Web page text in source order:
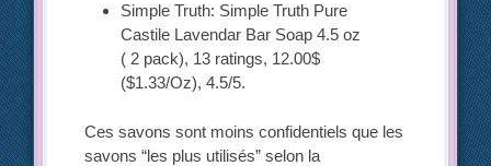
Simple Truth: Simple Truth Pure
Castile Lavendar Bar Soap 4.5 oz
( 2 pack), 13 ratings, 12.00$
($1.33/Oz), 4.5/5.
Ces savons sont moins confidentiels que les
savons “les plus utilisés” selon la